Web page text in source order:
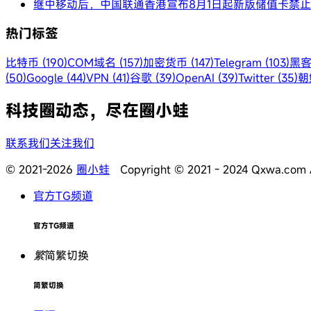
继中移动后，中国联通香港宣布8月1日起新版储值卡禁
热门标签
比特币 (190)COM域名 (157)加密货币 (147)Telegram (103)黑
(50)Google (44)VPN (41)谷歌 (39)OpenAI (39)Twitter (35)
科技圈动态，尽在圈小蛙
联系我们关注我们
© 2021-2026 圈小蛙 Copyright © 2021 - 2024 Qxwa.com
官方TG频道
官方TG频道
繁简繁切换
简繁切换